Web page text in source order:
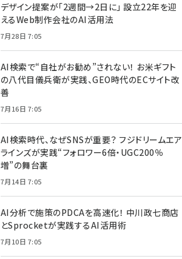
デザイン提案が「2週間→2日に」 設立22年を迎
えるWeb制作会社のAI活用法
7月28日 7:05
AI検索で“自社がお勧め”されない！ お米ギフト
の八代目儀兵衛が実践、GEO時代のECサイト改
善
7月16日 7:05
AI検索時代、なぜSNSが重要？ フジドリームエア
ラインズが実践“フォロワー6倍・UGC200％
増”の舞台裏
7月14日 7:05
AI分析で施策のPDCAを高速化！ 中川政七商店
とSprocketが実践するAI活用術
7月10日 7:05